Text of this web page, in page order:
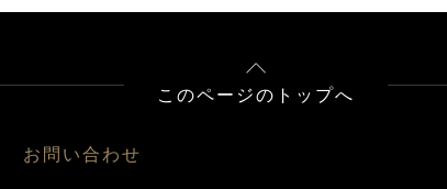
このページのトップへ
お問い合わせ